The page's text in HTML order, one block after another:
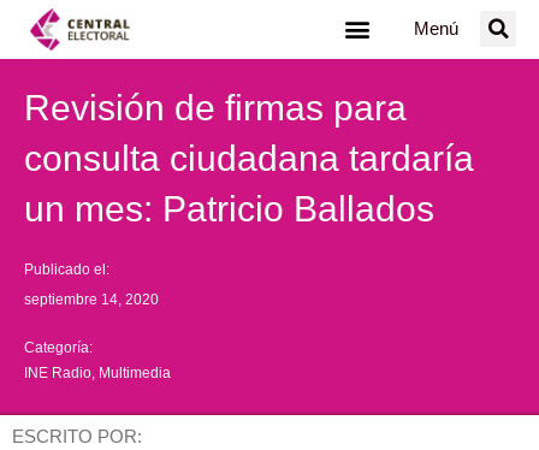
Menú
Revisión de firmas para
consulta ciudadana tardaría
un mes: Patricio Ballados
Publicado el:
septiembre 14, 2020
Categoría:
INE Radio Multimedia
ESCRITO POR: